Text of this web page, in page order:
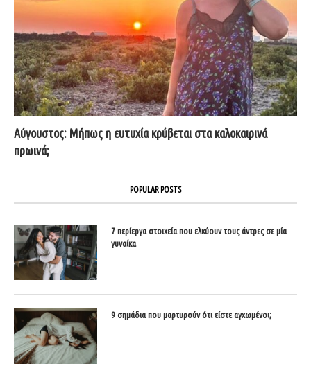
Αύγουστος: Μήπως η ευτυχία κρύβεται στα καλοκαιρινά
πρωινά;
POPULAR POSTS
7 περίεργα στοιχεία που ελκύουν τους άντρες σε μία
γυναίκα
9 σημάδια που μαρτυρούν ότι είστε αγχωμένοι;